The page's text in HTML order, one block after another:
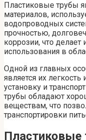
Пластиковые трубы
материалов,
водопроводных
прочностью,
коррозии, что
использования в
Одной из главных
является их легкость
установку и
трубы обладают
веществам, что
транспортировки
Пластиковые